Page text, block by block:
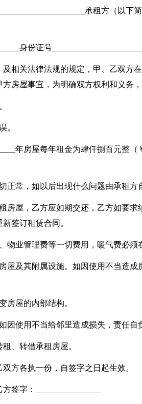
承租方（以下
身份证号
相关法律法规的规定，甲、乙双方
房屋事宜，为明确双方权利和义务
。
年房屋每年租金为肆仟捌百元整（
正常，如以后出现什么问题由承租方
房屋，乙方应如期交还，乙方如要求
签订租赁合同。
物业管理费等一切费用，暖气费必须
屋及其附属设施。如因使用不当造成
房屋的内部结构。
因使用不当给邻里造成损失，责任自
、转借承租房屋。
方各执一份，自签字之日起生效。
签字：________________